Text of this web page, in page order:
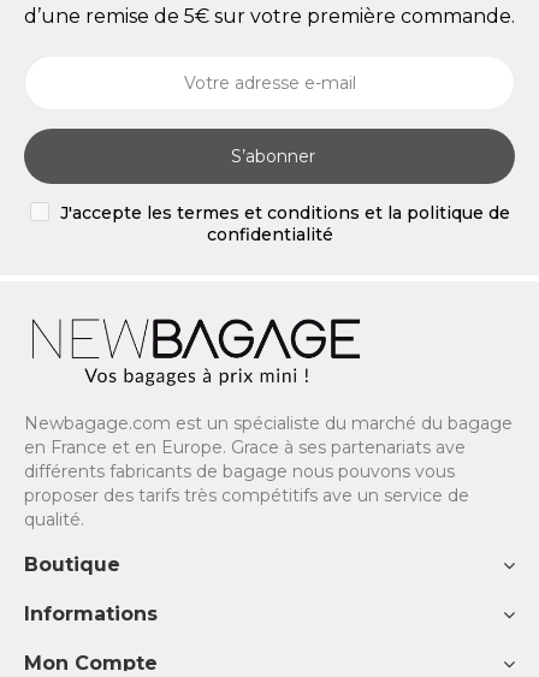
d’une remise de 5€ sur votre première commande.
S’abonner
J'accepte les termes et conditions et la politique de
confidentialité
Newbagage.com est un spécialiste du marché du bagage
en France et en Europe. Grace à ses partenariats ave
différents fabricants de bagage nous pouvons vous
proposer des tarifs très compétitifs ave un service de
qualité.
Boutique
Informations
Mon Compte